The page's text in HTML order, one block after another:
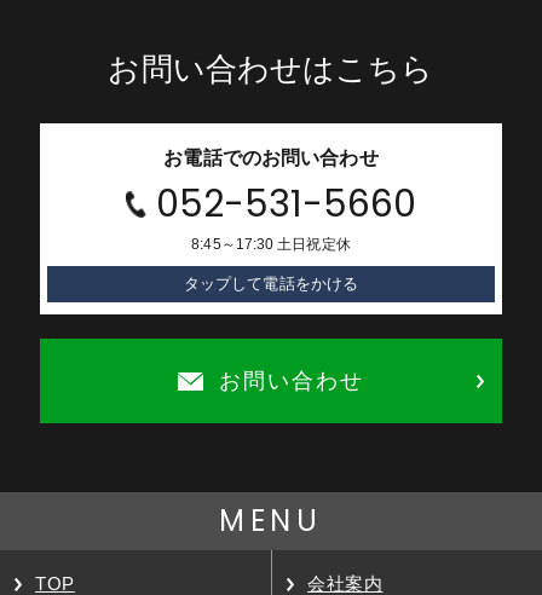
お問い合わせはこちら
お電話でのお問い合わせ
052-531-5660
8:45～17:30 土日祝定休
タップして電話をかける
お問い合わせ
MENU
TOP 会社案内